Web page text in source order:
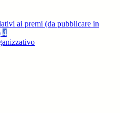
ai premi (da pubblicare in
4